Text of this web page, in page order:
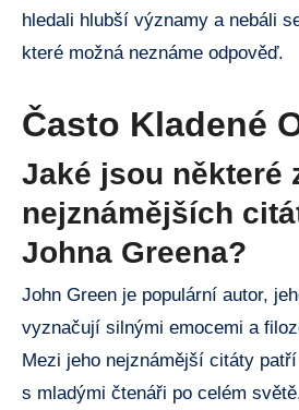
hledali hlubší významy a nebáli
které možná neznáme odpověď.
Často Kladené
Jaké jsou některé
nejznámějších
Johna Greena?
John Green je populární autor,
vyznačují silnými emocemi a
Mezi jeho nejznámější citáty
s mladými čtenáři po celém